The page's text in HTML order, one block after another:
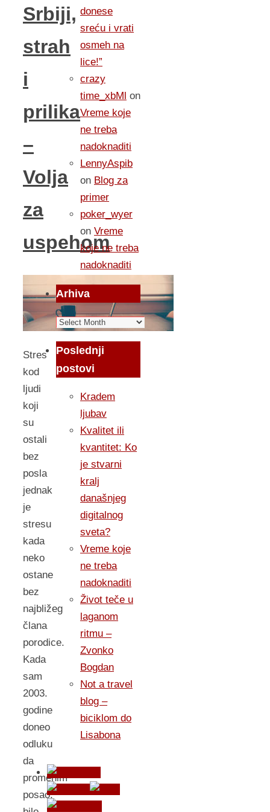
Srbiji,
strah
i
prilika
–
Volja
za
uspehom
Stres
kod
ljudi
koji
su
ostali
bez
posla
jednak
je
stresu
kada
neko
ostane
bez
najbližeg
člana
porodice.
Kada
sam
2003.
godine
doneo
odluku
da
promenim
posao,
donese
sreću i vrati
osmeh na
lice!”
crazy
time_xbMl on
Vreme koje
ne treba
nadoknaditi
LennyAspib
on Blog za
primer
poker_wyer
on Vreme
koje ne treba
nadoknaditi
Arhiva
Arhiva
Poslednji
postovi
Kradem
ljubav
Kvalitet ili
kvantitet: Ko
je stvarni
kralj
današnjeg
digitalnog
sveta?
Vreme koje
ne treba
nadoknaditi
Život teče u
laganom
ritmu –
Zvonko
Bogdan
Not a travel
blog –
biciklom do
Lisabona